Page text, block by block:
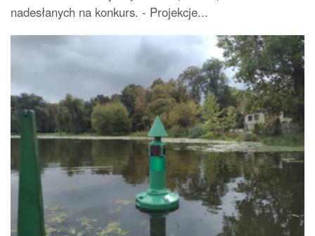
nadesłanych na konkurs. - Projekcje...